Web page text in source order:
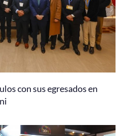
con sus egresados en